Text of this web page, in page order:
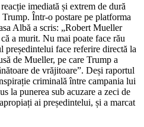
imediată și extrem de dură
Într-o postare pe platforma
Albă a scris: „Robert Mueller
a murit. Nu mai poate face rău
face referire directă la
de Mueller, pe care Trump a
de vrăjitoare”. Deși raportul
criminală între campania lui
la punerea sub acuzare a zeci de
ai președintelui, și a marcat